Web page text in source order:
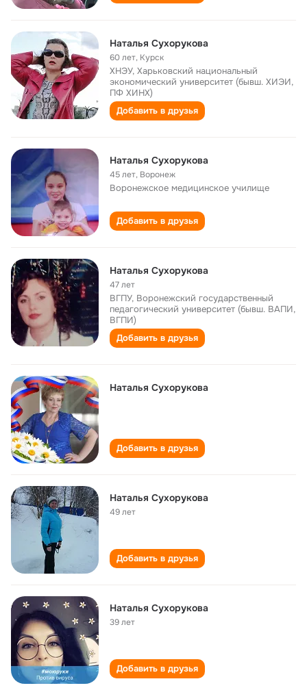
Наталья Сухорукова
60 лет, Курск
ХНЭУ, Харьковский национальный
экономический университет (бывш. ХИЭИ,
ПФ ХИНХ)
Добавить в друзья
Наталья Сухорукова
45 лет, Воронеж
Воронежское медицинское училище
Добавить в друзья
Наталья Сухорукова
47 лет
ВГПУ, Воронежский государственный
педагогический университет (бывш. ВАПИ,
ВГПИ)
Добавить в друзья
Наталья Сухорукова
Добавить в друзья
Наталья Сухорукова
49 лет
Добавить в друзья
Наталья Сухорукова
39 лет
Добавить в друзья